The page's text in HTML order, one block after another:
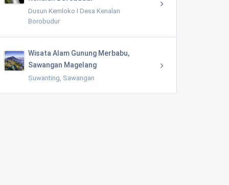
Dusun Kemloko I Desa Kenalan
Borobudur
Wisata Alam Gunung Merbabu,
Sawangan Magelang
Suwanting, Sawangan